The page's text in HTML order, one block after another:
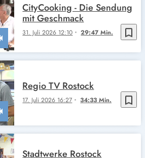
bookmark_border
31. Juli 2026 12:10 29:47 Min.
CityCooking - Die Sendung
mit Geschmack
bookmark_border
17. Juli 2026 16:27 34:33 Min.
Regio TV Rostock
Stadtwerke Rostock